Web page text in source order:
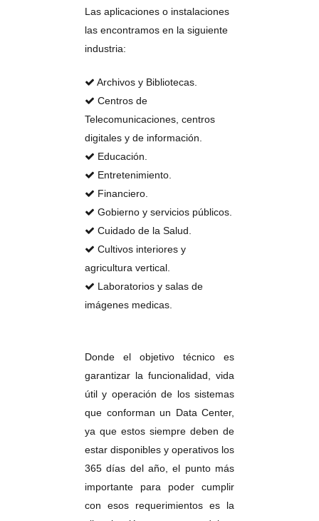
Las aplicaciones o instalaciones
las encontramos en la siguiente
industria:
Archivos y Bibliotecas.
Centros de
Telecomunicaciones, centros
digitales y de información.
Educación.
Entretenimiento.
Financiero.
Gobierno y servicios públicos.
Cuidado de la Salud.
Cultivos interiores y
agricultura vertical.
Laboratorios y salas de
imágenes medicas.
Donde el objetivo técnico es
garantizar la funcionalidad, vida
útil y operación de los sistemas
que conforman un Data Center,
ya que estos siempre deben de
estar disponibles y operativos los
365 días del año, el punto más
importante para poder cumplir
con esos requerimientos es la